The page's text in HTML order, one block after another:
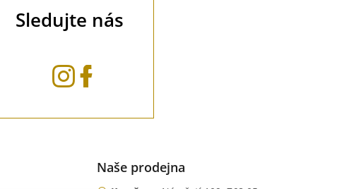
Sledujte nás
Naše prodejna